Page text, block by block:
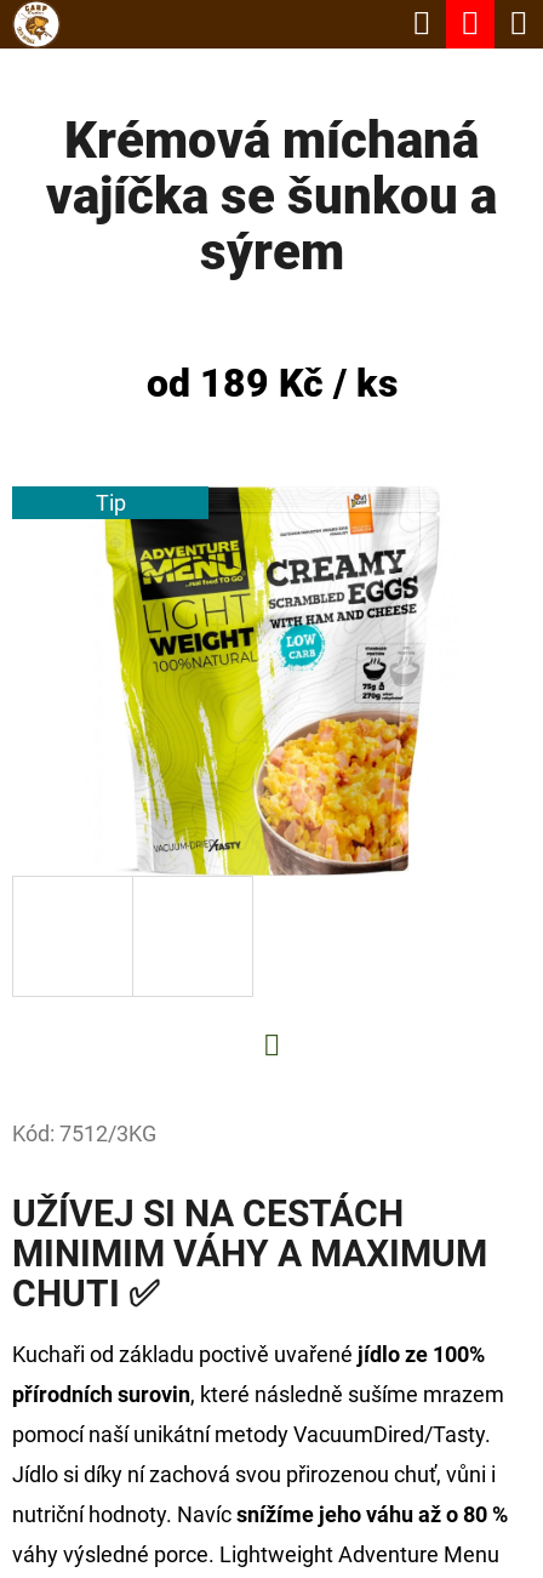
Přejít
Hledat
Krémová míchaná
vajíčka se šunkou a
sýrem
od 189 Kč / ks
Tip
Kód: 7512/3KG
UŽÍVEJ SI NA CESTÁCH
MINIMIM VÁHY A MAXIMUM
CHUTI ✅
Kuchaři od základu poctivě uvařené jídlo ze 100%
přírodních surovin, které následně sušíme mrazem
pomocí naší unikátní metody VacuumDired/Tasty.
Jídlo si díky ní zachová svou přirozenou chuť, vůni i
nutriční hodnoty. Navícsnížíme jeho váhu až o 80 %
váhy výsledné porce. Lightweight Adventure Menu
K
O
J
?
D
P
O
R
U
U
J
E
M
E